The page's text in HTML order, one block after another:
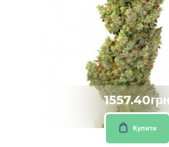
1557.40грн
Купити